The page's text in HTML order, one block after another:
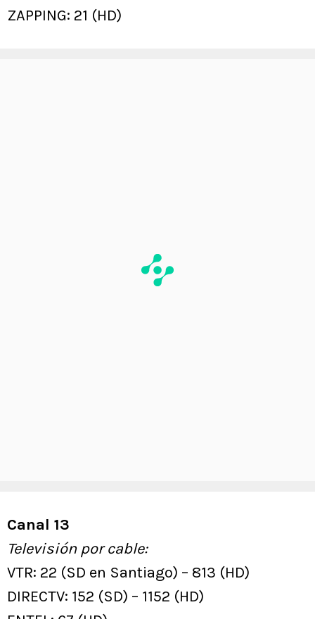
ZAPPING: 21 (HD)
Canal 13
Televisión por cable:
VTR: 22 (SD en Santiago) – 813 (HD)
DIRECTV: 152 (SD) – 1152 (HD)